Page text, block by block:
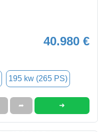
40.980 €
195 kw (265 PS)
➦ ➜